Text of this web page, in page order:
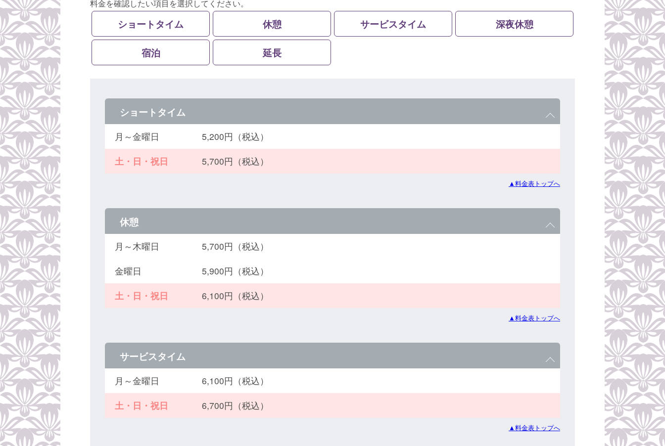
料金を確認したい項目を選択してください。
ショートタイム 休憩 サービスタイム 深夜休憩
宿泊 延長
ショートタイム
月～金曜日
5,200円（税込）
土・日・祝日
5,700円（税込）
▲料金表トップへ
休憩
月～木曜日
5,700円（税込）
金曜日
5,900円（税込）
土・日・祝日
6,100円（税込）
▲料金表トップへ
サービスタイム
月～金曜日
6,100円（税込）
土・日・祝日
6,700円（税込）
▲料金表トップへ